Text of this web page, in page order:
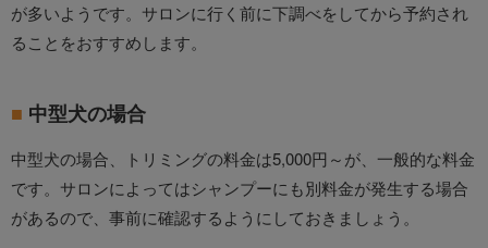
が多いようです。サロンに行く前に下調べをしてから予約され
ることをおすすめします。
中型犬の場合
中型犬の場合、トリミングの料金は5,000円～が、一般的な料金
です。サロンによってはシャンプーにも別料金が発生する場合
があるので、事前に確認するようにしておきましょう。